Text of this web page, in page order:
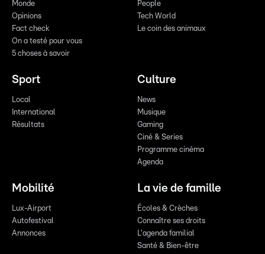
Monde
Opinions
Fact check
On a testé pour vous
5 choses à savoir
People
Tech World
Le coin des animaux
Sport
Local
International
Résultats
Culture
News
Musique
Gaming
Ciné & Series
Programme cinéma
Agenda
Mobilité
Lux-Airport
Autofestival
Annonces
La vie de famille
Écoles & Crèches
Connaître ses droits
L'agenda familial
Santé & Bien-être